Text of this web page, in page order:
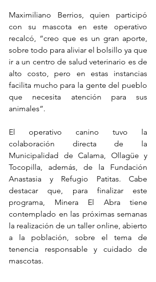
Maximiliano Berrios, quien participó
con su mascota en este operativo
recalcó, “creo que es un gran aporte,
sobre todo para aliviar el bolsillo ya que
ir a un centro de salud veterinario es de
alto costo, pero en estas instancias
facilita mucho para la gente del pueblo
que necesita atención para sus
animales”.
El operativo canino tuvo la
colaboración directa de la
Municipalidad de Calama, Ollagüe y
Tocopilla, además, de la Fundación
Anastasia y Refugio Patitas. Cabe
destacar que, para finalizar este
programa, Minera El Abra tiene
contemplado en las próximas semanas
la realización de un taller online, abierto
a la población, sobre el tema de
tenencia responsable y cuidado de
mascotas.